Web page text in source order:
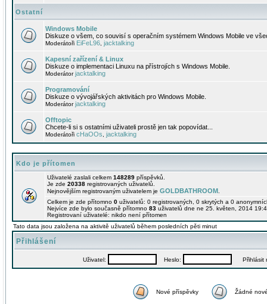
Ostatní
Windows Mobile
Diskuze o všem, co souvisí s operačním systémem Windows Mobile ve
Moderátoři EiFeL96 jacktalking
Kapesní zařízení & Linux
Diskuze o implementaci Linuxu na přístrojích s Windows Mobile.
Moderátorjacktalking
Programování
Diskuze o vývojářských aktivitách pro Windows Mobile.
Moderátorjacktalking
Offtopic
Chcete-li si s ostatními uživateli prostě jen tak popovídat...
Moderátoři cHaOOs jacktalking
Kdo je přítomen
Uživatelé zaslali celkem 148289 příspěvků.
Je zde 20338 registrovaných uživatelů.
Nejnovějším registrovaným uživatelem je GOLDBATHROOM
Celkem je zde přítomno 0 uživatelů: 0 registrovaných, 0 skrytých a 0
Nejvíce zde bylo současně přítomno 83 uživatelů dne ne 25. květen, 2014
Registrovaní uživatelé: nikdo není přítomen
Tato data jsou založena na aktivitě uživatelů během posledních pěti minut
Přihlášení
Uživatel: Heslo: Přihlásit
Nové příspěvky Žádné